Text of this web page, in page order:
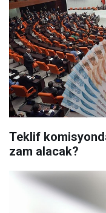
Teklif
zam alacak?